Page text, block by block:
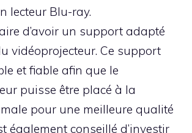
lecteur Blu-ray.
d’avoir un support adapté
vidéoprojecteur. Ce support
et fiable afin que le
puisse être placé à la
pour une meilleure qualité
également conseillé d’investir